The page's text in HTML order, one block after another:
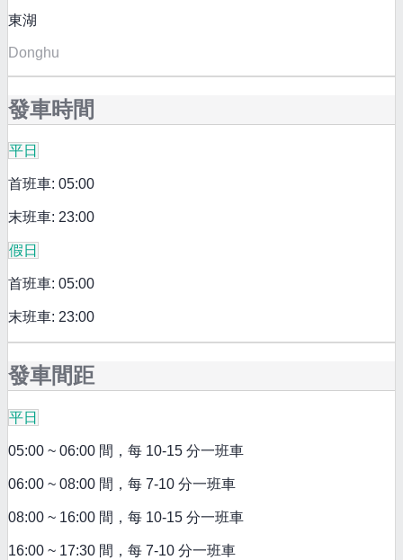
東湖
Donghu
發車時間
平日
首班車: 05:00
末班車: 23:00
假日
首班車: 05:00
末班車: 23:00
發車間距
平日
05:00 ~ 06:00 間，每 10-15 分一班車
06:00 ~ 08:00 間，每 7-10 分一班車
08:00 ~ 16:00 間，每 10-15 分一班車
16:00 ~ 17:30 間，每 7-10 分一班車